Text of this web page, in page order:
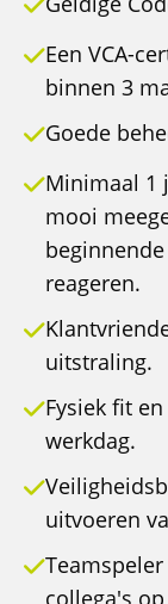
Een VCA-
binnen 3
Goede
Minimaal 1
mooi
reageren.
uitstraling.
Fysiek fit
werkdag.
uitvoeren